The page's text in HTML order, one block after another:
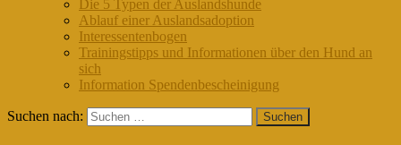
Die 5 Typen der Auslandshunde
Ablauf einer Auslandsadoption
Interessentenbogen
Trainingstipps und Informationen über den Hund an
sich
Information Spendenbescheinigung
Suchen nach: